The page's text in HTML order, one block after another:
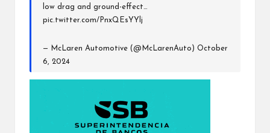
low drag and ground-effect…
pic.twitter.com/PnxQEsYYlj
— McLaren Automotive (@McLarenAuto)October
6, 2024